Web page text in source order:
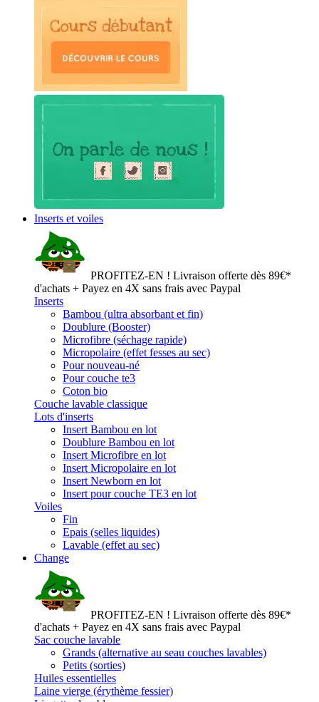
Inserts et voiles
PROFITEZ-EN ! Livraison offerte dès 89€*
d'achats + Payez en 4X sans frais avec Paypal
Inserts
Bambou (ultra absorbant et fin)
Doublure (Booster)
Microfibre (séchage rapide)
Micropolaire (effet fesses au sec)
Pour nouveau-né
Pour couche te3
Coton bio
Couche lavable classique
Lots d'inserts
Insert Bambou en lot
Doublure Bambou en lot
Insert Microfibre en lot
Insert Micropolaire en lot
Insert Newborn en lot
Insert pour couche TE3 en lot
Voiles
Fin
Epais (selles liquides)
Lavable (effet au sec)
Change
PROFITEZ-EN ! Livraison offerte dès 89€*
d'achats + Payez en 4X sans frais avec Paypal
Sac couche lavable
Grands (alternative au seau couches lavables)
Petits (sorties)
Huiles essentielles
Laine vierge (érythème fessier)